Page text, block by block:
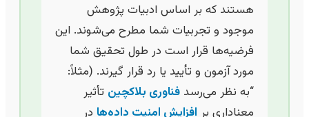
هستند که بر اساس ادبیات پژوهش
موجود و تجربیات شما مطرح می‌شوند. این
فرضیه‌ها قرار است در طول تحقیق شما
مورد آزمون و تأیید یا رد قرار گیرند. (مثلاً:
“به نظر می‌رسد فناوری بلاکچین تأثیر
معناداری بر افزایش امنیت داده‌ها در